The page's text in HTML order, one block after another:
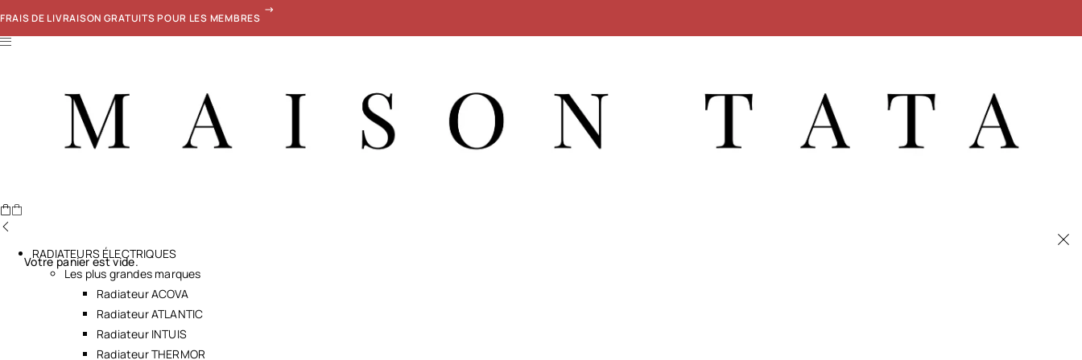
FRAIS DE LIVRAISON GRATUITS POUR LES MEMBRES
Votre panier est vide.
RADIATEURS ÉLECTRIQUES
Les plus grandes marques
Radiateur ACOVA
Radiateur ATLANTIC
Radiateur INTUIS
Radiateur THERMOR